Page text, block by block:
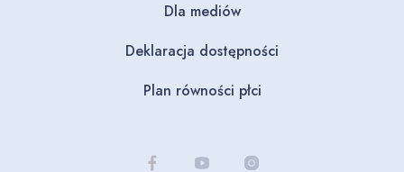
Dla mediów
Deklaracja dostępności
Plan równości płci